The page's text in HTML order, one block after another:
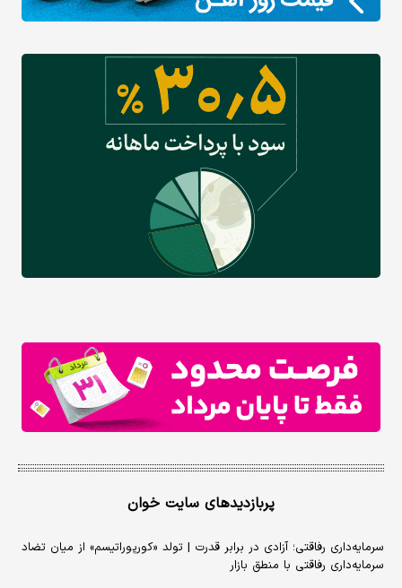
پربازدیدهای سایت خوان
سرمایه‌داری رفاقتی؛ آزادی در برابر قدرت | تولد «کورپوراتیسم» از میان تضاد
سرمایه‌داری رفاقتی با منطق بازار